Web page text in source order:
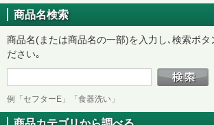
商品名検索
商品名(または商品名の一部)を入力し､検索ボタ
ださい｡
例「セフターE」「食器洗い」